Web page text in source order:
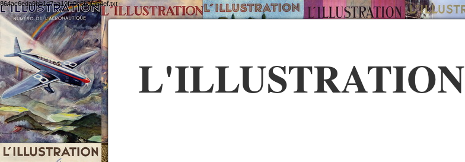
864ac6eda9bb1d7aa19fa0c6b0fa54ef.txt
L'ILLUSTRATION